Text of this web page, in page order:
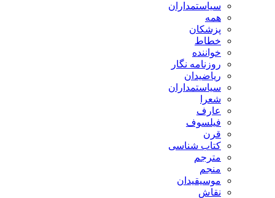
سیاستمداران
همه
پزشکان
خطاط
خواننده
روزنامه نگار
ریاضیدان
سیاستمداران
شعرا
عارف
فیلسوف
قرن
کتاب شناسی
مترجم
منجم
موسیقیدان
نقاش